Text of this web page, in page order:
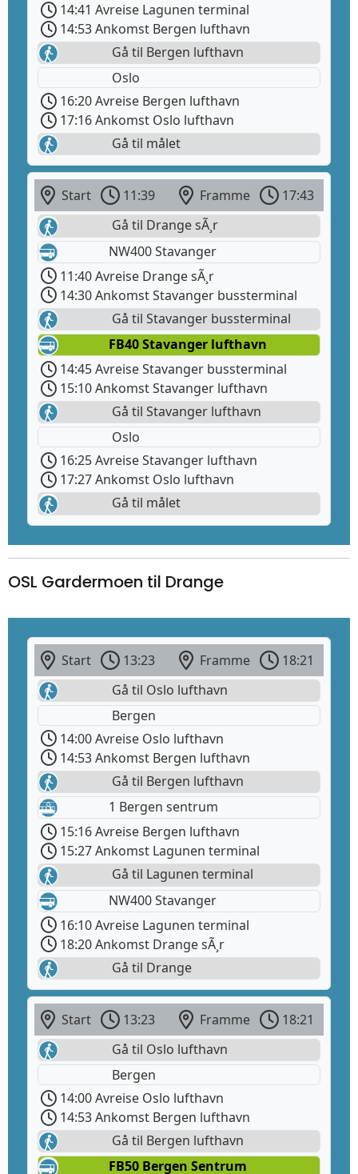
14:41 Avreise Lagunen terminal
14:53 Ankomst Bergen lufthavn
Gå til Bergen lufthavn
Oslo
16:20 Avreise Bergen lufthavn
17:16 Ankomst Oslo lufthavn
Gå til målet
Start 11:39 Framme
17:43
Gå til Drange sÃ¸r
NW400 Stavanger
11:40 Avreise Drange sÃ¸r
14:30 Ankomst Stavanger bussterminal
Gå til Stavanger bussterminal
FB40 Stavanger lufthavn
14:45 Avreise Stavanger bussterminal
15:10 Ankomst Stavanger lufthavn
Gå til Stavanger lufthavn
Oslo
16:25 Avreise Stavanger lufthavn
17:27 Ankomst Oslo lufthavn
Gå til målet
OSL Gardermoen til Drange
Start 13:23 Framme
18:21
Gå til Oslo lufthavn
Bergen
14:00 Avreise Oslo lufthavn
14:53 Ankomst Bergen lufthavn
Gå til Bergen lufthavn
1 Bergen sentrum
15:16 Avreise Bergen lufthavn
15:27 Ankomst Lagunen terminal
Gå til Lagunen terminal
NW400 Stavanger
16:10 Avreise Lagunen terminal
18:20 Ankomst Drange sÃ¸r
Gå til Drange
Start 13:23 Framme
18:21
Gå til Oslo lufthavn
Bergen
14:00 Avreise Oslo lufthavn
14:53 Ankomst Bergen lufthavn
Gå til Bergen lufthavn
FB50 Bergen Sentrum